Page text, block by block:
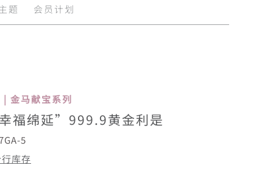
题 会员计划
金马献宝系列
福绵延”999.9黄金利是
5
库存